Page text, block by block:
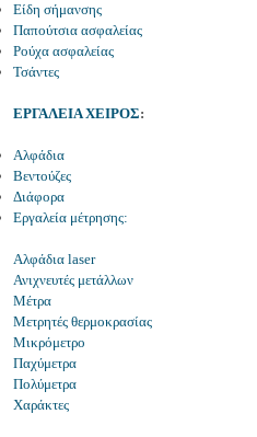
Είδη σήμανσης
Παπούτσια ασφαλείας
Ρούχα ασφαλείας
Τσάντες
ΕΡΓΑΛΕΙΑ ΧΕΙΡΟΣ:
Αλφάδια
Βεντούζες
Διάφορα
Εργαλεία μέτρησης:
Αλφάδια laser
Ανιχνευτές μετάλλων
Μέτρα
Μετρητές θερμοκρασίας
Μικρόμετρο
Παχύμετρα
Πολύμετρα
Χαράκτες